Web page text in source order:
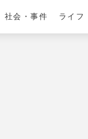
社会・事件 ライフ